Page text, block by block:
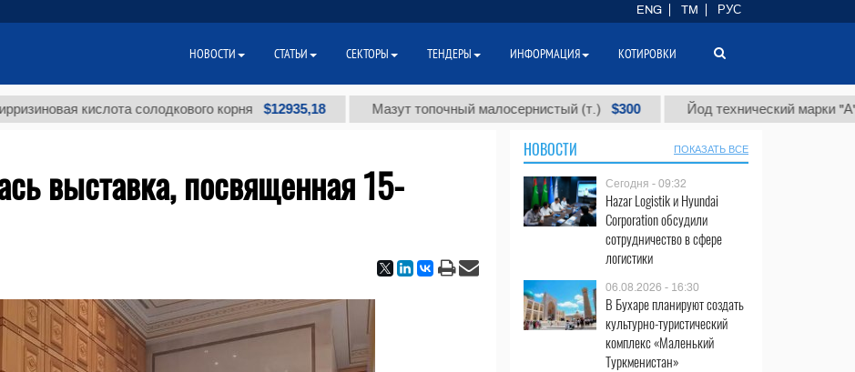
кислота солодкового корня $12935,18 Мазут топочный малосернистый (т.) $300 Йод технический марки "А" (т.)
выставка, посвященная 15-
НОВОСТИ ПОКАЗАТЬ ВСЕ
Сегодня - 09:32
Hazar Logistik и Hyundai
Corporation обсудили
сотрудничество в сфере
логистики
06.08.2026 - 16:30
В Бухаре планируют создать
культурно-туристический
комплекс «Маленький
Туркменистан»
ENG TM РУС
НОВОСТИ СТАТЬИ СЕКТОРЫ ТЕНДЕРЫ ИНФОРМАЦИЯ КОТИРОВКИ